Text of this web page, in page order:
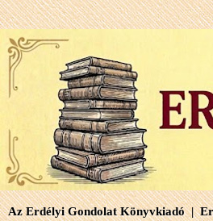
Az Erdélyi Gondolat Könyvkiadó |